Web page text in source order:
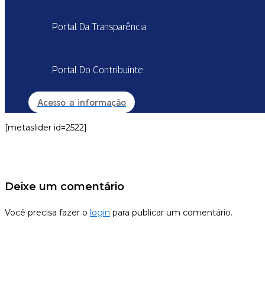
Portal Da Transparência
Portal Do Contribuinte
Acesso a informação
[metaslider id=2522]
Deixe um comentário
Você precisa fazer o login para publicar um comentário.